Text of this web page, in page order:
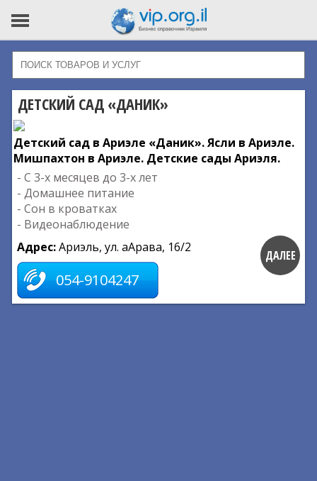
ДЕТСКИЙ САД «ДАНИК»
Детский сад в Ариэле «Даник». Ясли в Ариэле.
Мишпахтон в Ариэле. Детские сады Ариэля.
- С 3-х месяцев до 3-х лет
- Домашнее питание
- Сон в кроватках
- Видеонаблюдение
Адрес:Ариэль, ул. аАрава, 16/2
054-9104247
ДАЛЕЕ